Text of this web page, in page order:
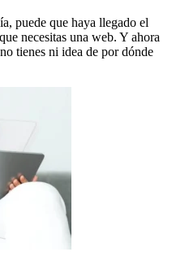
puede que haya llegado el
necesitas una web. Y ahora
tienes ni idea de por dónde